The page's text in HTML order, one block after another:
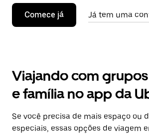
Comece já Já tem uma
Viajando com
e família no app da
Se você precisa de mais espaço ou
especiais, essas opções de viagem